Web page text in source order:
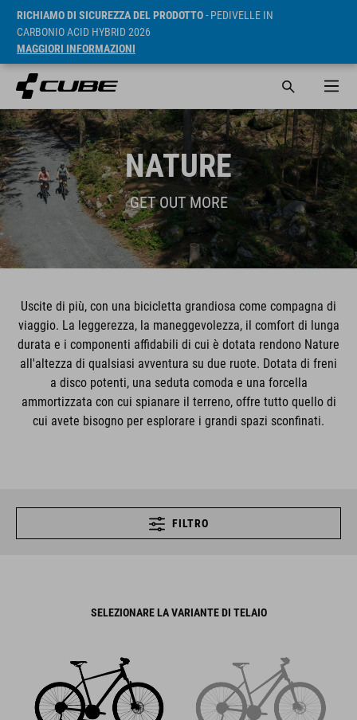
RICHIAMO DI SICUREZZA DEL PRODOTTO- PEDIVELLE IN
CARBONIO ACID HYBRID 2026
MAGGIORI INFORMAZIONI
NATURE
GET OUT MORE
Uscite di più, con una bicicletta grandiosa come compagna di
viaggio. La leggerezza, la maneggevolezza, il comfort di lunga
durata e i componenti affidabili di cui è dotata rendono Nature
all'altezza di qualsiasi avventura su due ruote. Dotata di freni
a disco potenti, una seduta comoda e una forcella
ammortizzata con cui spianare il terreno, offre tutto quello di
cui avete bisogno per esplorare i grandi spazi sconfinati.
FILTRO
SELEZIONARE LA VARIANTE DI TELAIO